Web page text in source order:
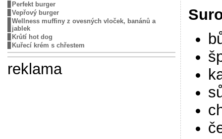
Perfekt burger
Vepřový burger
Wellness muffiny z ovesných vloček, banánů a
jablek
Krůtí hot dog
Kuřecí krém s chřestem
reklama